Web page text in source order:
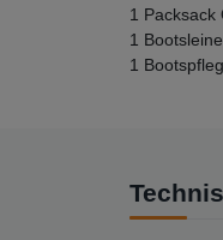
1 Packsack
1
1